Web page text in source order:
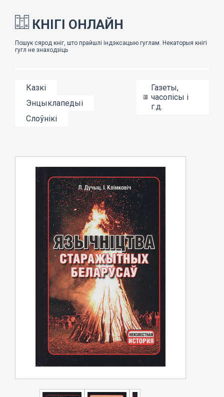
КНІГІ ОНЛАЙН
Казкі
Энцыклапедыі
Слоўнікі
Газеты,
часопісы і
г.д.